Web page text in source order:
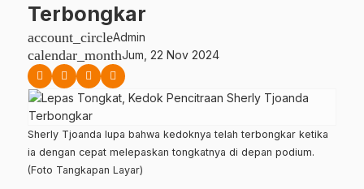
Terbongkar
account_circleAdmin
calendar_monthJum, 22 Nov 2024
Sherly Tjoanda lupa bahwa kedoknya telah terbongkar ketika
ia dengan cepat melepaskan tongkatnya di depan podium.
(Foto Tangkapan Layar)